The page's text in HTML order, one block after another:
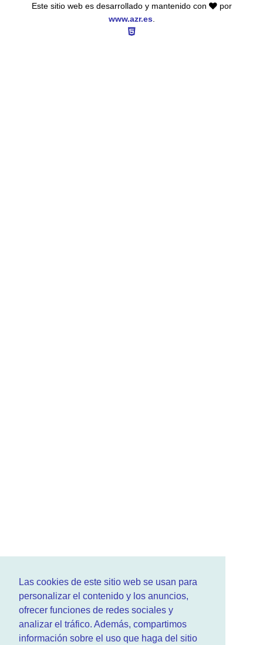
Las cookies de este sitio web se usan para
personalizar el contenido y los anuncios,
ofrecer funciones de redes sociales y
analizar el tráfico. Además, compartimos
información sobre el uso que haga del sitio
Este sitio web es desarrollado y mantenido con
por
www.azr.es